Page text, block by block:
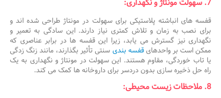
7. سهولت مونتاژ و نگهداری:
قفسه های انباشته پلاستیکی برای سهولت در مونتاژ طراحی شده اند و
برای نصب به زمان و تلاش کمتری نیاز دارند. این سادگی به تعمیر و
نگهداری نیز گسترش می یابد، زیرا این قفسه ها در برابر عناصری که
ممکن است بر واحدهایقفسه بندی سنتی تأثیر بگذارند، مانند زنگ زدگی
یا تاب خوردگی، مقاوم هستند. این سهولت در مونتاژ و نگهداری به یک
راه حل ذخیره سازی بدون دردسر برای داروخانه ها کمک می کند.
8. ملاحظات زیست محیطی: